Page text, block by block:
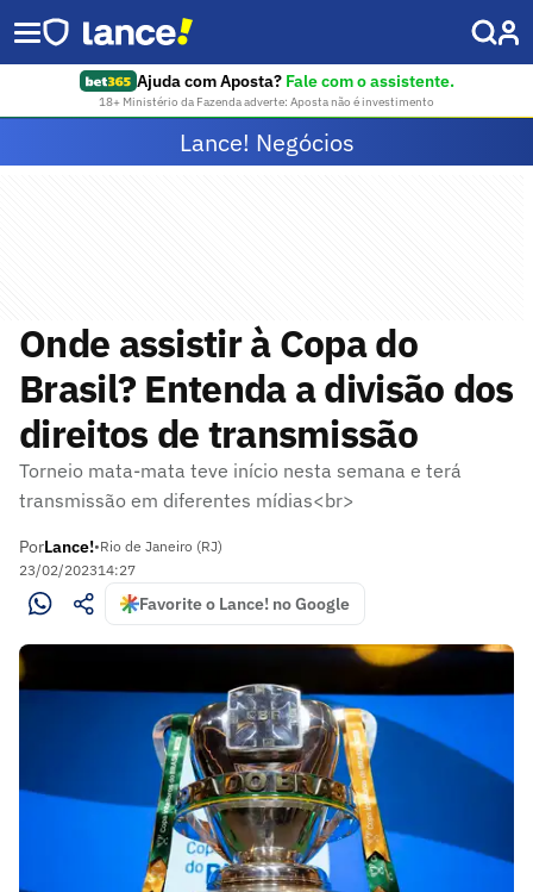
Ajuda com Aposta? Fale com o assistente.
18+ Ministério da Fazenda adverte: Aposta não é investimento
Lance! Negócios
Onde assistir à Copa do
Brasil? Entenda a divisão dos
direitos de transmissão
Torneio mata-mata teve início nesta semana e terá
transmissão em diferentes mídias<br>
PorLance!•Rio de Janeiro (RJ)
23/02/202314:27
Favorite o Lance! no Google